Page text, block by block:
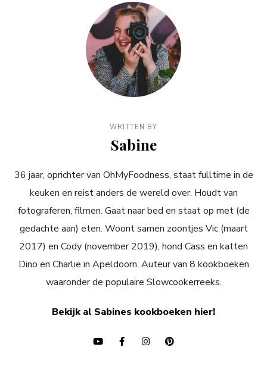
WRITTEN BY
Sabine
36 jaar, oprichter van OhMyFoodness, staat fulltime in de
keuken en reist anders de wereld over. Houdt van
fotograferen, filmen. Gaat naar bed en staat op met (de
gedachte aan) eten. Woont samen zoontjes Vic (maart
2017) en Cody (november 2019), hond Cass en katten
Dino en Charlie in Apeldoorn. Auteur van 8 kookboeken
waaronder de populaire Slowcookerreeks.
Bekijk al Sabines kookboeken hier!